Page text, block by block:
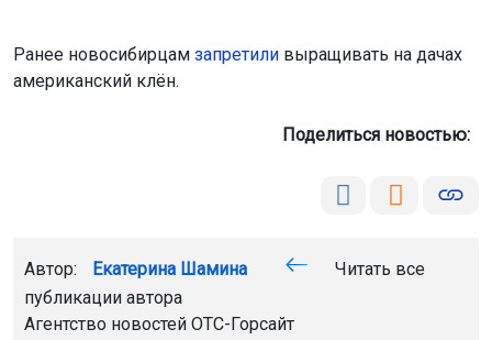
Ранее новосибирцам запретили выращивать на дачах
американский клён.
Поделиться новостью:
Автор: Екатерина Шамина
Читать все
публикации автора
Агентство новостей ОТС-Горсайт